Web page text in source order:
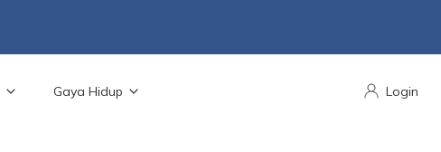
Gaya Hidup Login